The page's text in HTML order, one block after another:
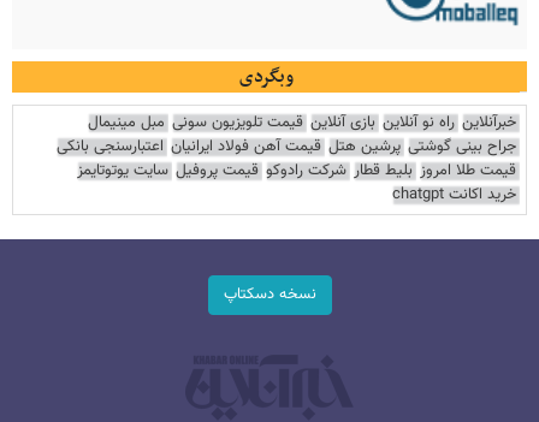
وبگردی
خبرآنلاین راه نو آنلاین بازی آنلاین قیمت تلویزیون سونی مبل مینیمال
جراح بینی گوشتی پرشین هتل قیمت آهن فولاد ایرانیان اعتبارسنجی بانکی
قیمت طلا امروز بلیط قطار شرکت رادوکو قیمت پروفیل سایت یوتوتایمز
خرید اکانت chatgpt
نسخه دسکتاپ